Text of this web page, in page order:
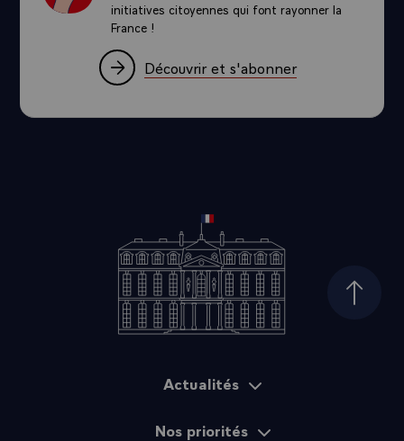
initiatives citoyennes qui font rayonner la
France !
Découvrir et s'abonner
Haut
Actualités
Nos priorités